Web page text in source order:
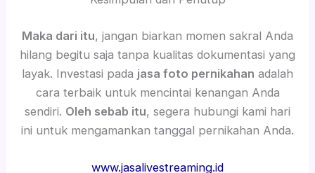
Maka dari itu, jangan biarkan momen sakral Anda
hilang begitu saja tanpa kualitas dokumentasi yang
layak. Investasi pada jasa foto pernikahan adalah
cara terbaik untuk mencintai kenangan Anda
sendiri. Oleh sebab itu, segera hubungi kami hari
ini untuk mengamankan tanggal pernikahan Anda.
www.jasalivestreaming.id